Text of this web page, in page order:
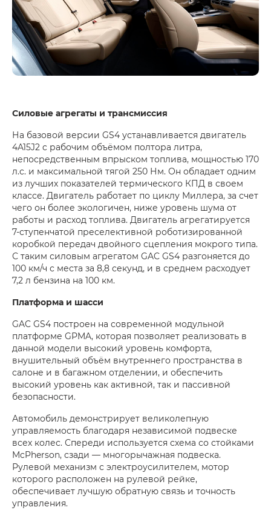
Силовые агрегаты и трансмиссия
На базовой версии GS4 устанавливается двигатель
4A15J2 c рабочим объёмом полтора литра,
непосредственным впрыском топлива, мощностью 170
л.с. и максимальной тягой 250 Нм. Он обладает одним
из лучших показателей термического КПД в своем
классе. Двигатель работает по циклу Миллера, за счет
чего он более экологичен, ниже уровень шума от
работы и расход топлива. Двигатель агрегатируется
7-ступенчатой преселективной роботизированной
коробкой передач двойного сцепления мокрого типа.
С таким силовым агрегатом GAC GS4 разгоняется до
100 км/ч с места за 8,8 секунд, и в среднем расходует
7,2 л бензина на 100 км.
Платформа и шасси
GAC GS4 построен на современной модульной
платформе GPMA, которая позволяет реализовать в
данной модели высокий уровень комфорта,
внушительный объём внутреннего пространства в
салоне и в багажном отделении, и обеспечить
высокий уровень как активной, так и пассивной
безопасности.
Автомобиль демонстрирует великолепную
управляемость благодаря независимой подвеске
всех колес. Спереди используется схема со стойками
McPherson, сзади — многорычажная подвеска.
Рулевой механизм с электроусилителем, мотор
которого расположен на рулевой рейке,
обеспечивает лучшую обратную связь и точность
управления.